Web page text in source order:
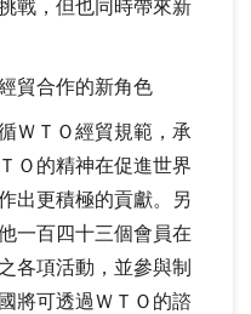
戰，但也同時帶來新
貿合作的新角色
ＷＴＯ經貿規範，承
Ｏ的精神在促進世界
出更積極的貢獻。另
一百四十三個會員在
各項活動，並參與制
將可透過ＷＴＯ的諮